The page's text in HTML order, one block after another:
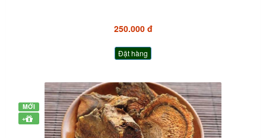
250.000 đ
Đặt hàng
MỚI
+